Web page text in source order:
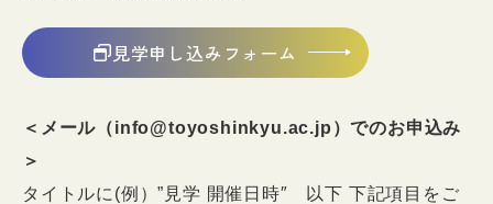
見学申し込みフォーム
＜メール（info@toyoshinkyu.ac.jp）でのお申込み
＞
タイトルに(例）”見学 開催日時″ 以下 下記項目をご